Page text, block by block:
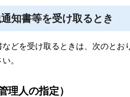
知書等を受け取るとき
どを受け取るときは、次のとお
。
理人の指定）